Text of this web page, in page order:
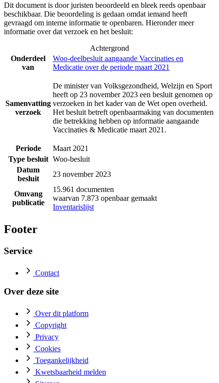
Dit document is door juristen beoordeeld en bleek reeds openbaar
beschikbaar. Die beoordeling is gedaan omdat iemand heeft
gevraagd om interne informatie te openbaren. Hieronder meer
informatie over dat verzoek en het besluit:
Achtergrond
Onderdeel
van
Woo-deelbesluit aangaande Vaccinaties en
Medicatie over de periode maart 2021
Samenvatting
verzoek
De minister van Volksgezondheid, Welzijn en Sport
heeft op 23 november 2023 een besluit genomen op
verzoeken in het kader van de Wet open overheid.
Het besluit betreft openbaarmaking van documenten
die betrekking hebben op informatie aangaande
Vaccinaties & Medicatie maart 2021.
Periode
Maart 2021
Type besluit Woo-besluit
Datum
besluit
23 november 2023
Omvang
publicatie
15.961 documenten
waarvan 7.873 openbaar gemaakt
Inventarislijst
Footer
Service
Contact
Over deze site
Over dit platform
Copyright
Privacy
Cookies
Toegankelijkheid
Kwetsbaarheid melden